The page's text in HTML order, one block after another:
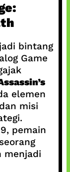
bintang
Game
elemen
misi
pemain
menjadi